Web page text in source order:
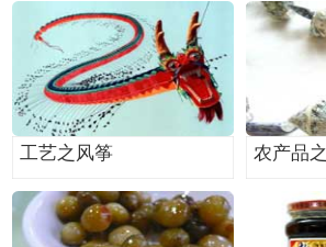
工艺之风筝 农产品